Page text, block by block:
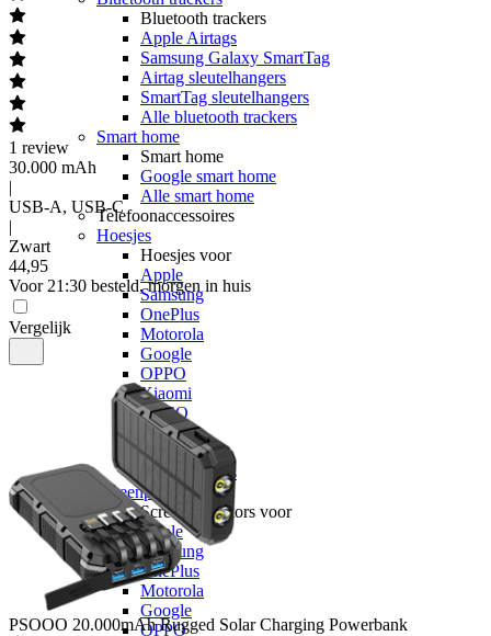
Bluetooth trackers
Apple Airtags
Samsung Galaxy SmartTag
Airtag sleutelhangers
SmartTag sleutelhangers
Alle bluetooth trackers
Smart home
Smart home
Google smart home
Alle smart home
Telefoonaccessoires
Hoesjes
Hoesjes voor
Apple
Samsung
OnePlus
Motorola
Google
OPPO
Xiaomi
POCO
Nothing
Sony
Alle telefoons
Screenprotectors
Screenprotectors voor
Apple
Samsung
OnePlus
Motorola
Google
OPPO
1 review
30.000 mAh
|
USB-A, USB-C
|
Zwart
44,95
Voor 21:30 besteld, morgen in huis
Vergelijk
PSOOO 20.000mAh Rugged Solar Charging Powerbank